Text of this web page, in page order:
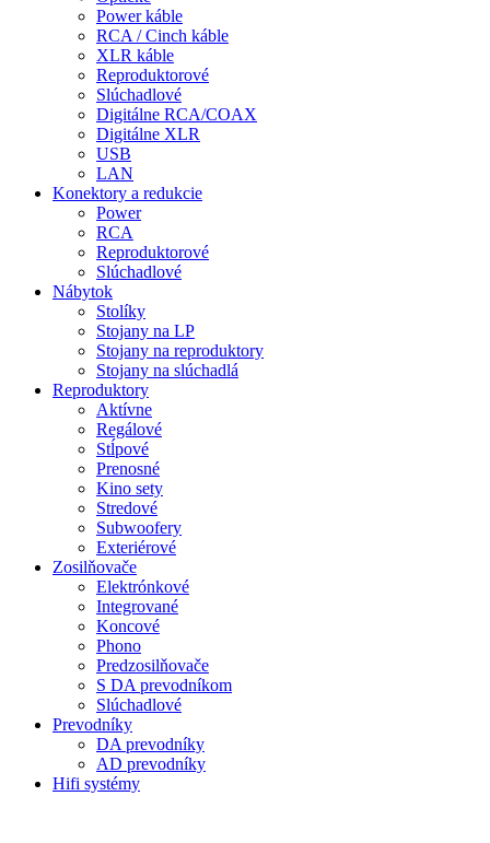
Power káble
RCA / Cinch káble
XLR káble
Reproduktorové
Slúchadlové
Digitálne RCA/COAX
Digitálne XLR
USB
LAN
Konektory a redukcie
Power
RCA
Reproduktorové
Slúchadlové
Nábytok
Stolíky
Stojany na LP
Stojany na reproduktory
Stojany na slúchadlá
Reproduktory
Aktívne
Regálové
Stĺpové
Prenosné
Kino sety
Stredové
Subwoofery
Exteriérové
Zosilňovače
Elektrónkové
Integrované
Koncové
Phono
Predzosilňovače
S DA prevodníkom
Slúchadlové
Prevodníky
DA prevodníky
AD prevodníky
Hifi systémy